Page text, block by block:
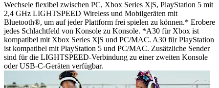
Wechsele flexibel zwischen PC, Xbox Series X|S, PlayStation 5 mit
2,4 GHz LIGHTSPEED Wireless und Mobilgeräten mit
Bluetooth®, um auf jeder Plattform frei spielen zu können.* Erobere
jedes Schlachtfeld von Konsole zu Konsole. *A30 für Xbox ist
kompatibel mit Xbox Series X|S und PC/MAC. A30 für PlayStation
ist kompatibel mit PlayStation 5 und PC/MAC. Zusätzliche Sender
sind für die LIGHTSPEED-Verbindung zu einer zweiten Konsole
oder USB-C-Geräten verfügbar.